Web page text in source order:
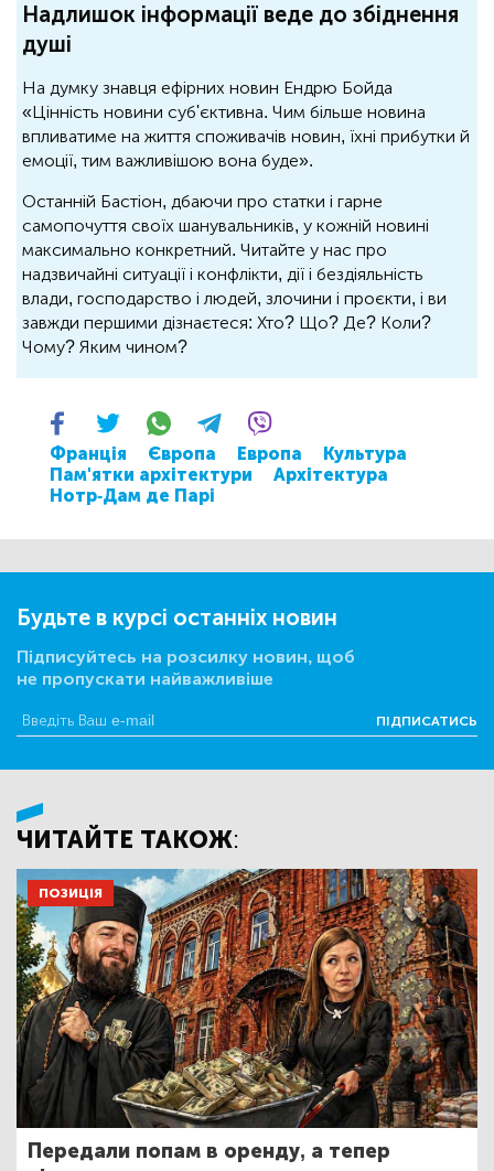
Надлишок інформації веде до збіднення
душі
На думку знавця ефірних новин Ендрю Бойда
«Цінність новини суб'єктивна. Чим більше новина
впливатиме на життя споживачів новин, їхні прибутки й
емоції, тим важливішою вона буде».
Останній Бастіон, дбаючи про статки і гарне
самопочуття своїх шанувальників, у кожній новині
максимально конкретний. Читайте у нас про
надзвичайні ситуації і конфлікти, дії і бездіяльність
влади, господарство і людей, злочини і проєкти, і ви
завжди першими дізнаєтеся: Хто? Що? Де? Коли?
Чому? Яким чином?
Франція Європа Европа
Культура
Пам'ятки архітектури
Архітектура
Нотр-Дам де Парі
Будьте в курсі останніх новин
Підписуйтесь на розсилку новин, щоб
не пропускати найважливіше
ПІДПИСАТИСЬ
ЧИТАЙТЕ ТАКОЖ:
ПОЗИЦІЯ
Передали попам в оренду, а тепер